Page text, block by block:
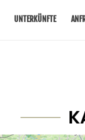
UNTERKÜNFTE